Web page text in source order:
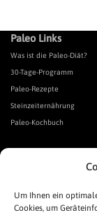
Um Ihnen ein
Cookies, um
Paleo Links
Was ist die Paleo-Diät?
30-Tage-Programm
Paleo-Rezepte
Steinzeiternährung
Paleo-Kochbuch
*Affiliate Link. Als Partner
Urgeschmack-
Urgeschmack-Shop